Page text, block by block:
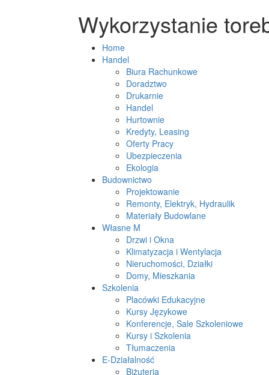
Wykorzystanie
Home
Handel
Biura Rachunkowe
Doradztwo
Drukarnie
Handel
Hurtownie
Kredyty, Leasing
Oferty Pracy
Ubezpieczenia
Ekologia
Budownictwo
Projektowanie
Remonty, Elektryk, Hydraulik
Materiały Budowlane
Własne M
Drzwi i Okna
Klimatyzacja i Wentylacja
Nieruchomości, Działki
Domy, Mieszkania
Szkolenia
Placówki Edukacyjne
Kursy Językowe
Konferencje, Sale Szkoleniowe
Kursy i Szkolenia
Tłumaczenia
E-Działalność
Biżuteria